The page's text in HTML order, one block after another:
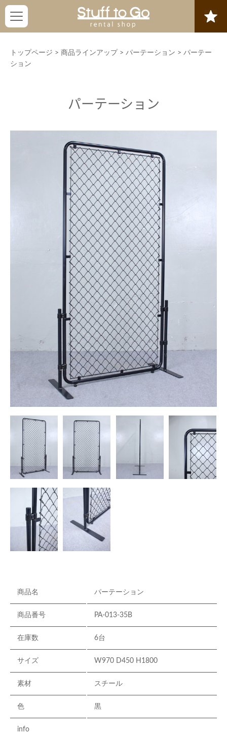
トップページ > 商品ラインアップ > パーテーション > パーテー
ション
パーテーション
商品名 パーテーション
商品番号 PA-013-35B
在庫数 6台
サイズ W970 D450 H1800
素材 スチール
色 黒
info